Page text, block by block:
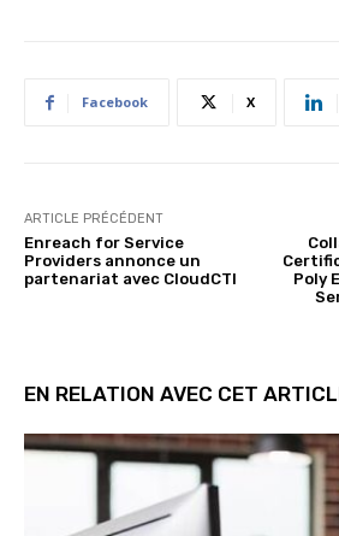
Facebook X
ARTICLE PRÉCÉDENT
Enreach for Service
Providers annonce un
partenariat avec CloudCTI
Poly
EN RELATION AVEC CET